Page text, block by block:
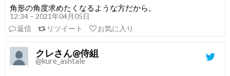
角形の角度求めたくなるような方だから。
12:34 – 2021年04月05日
返信
リツイート お気に入り
クレさん@侍組
@kure_ashtale